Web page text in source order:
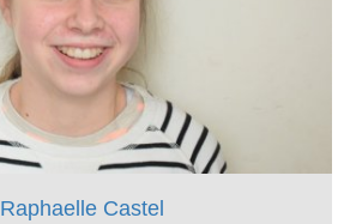
Raphaelle Castel